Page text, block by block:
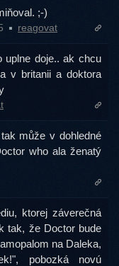
;-)
reagovat
uplne doje.. ak chcu
v britanii a doktora
může v dohledné
who ala ženatý
ktorej záverečná
tak, že Doctor bude
na Daleka,
pobozká novú